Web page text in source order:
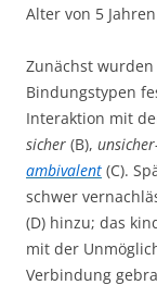
Alter von 5
Zunächst
Bindungstypen
Interaktion mit
sicher (B),
ambivalent (C).
schwer
(D) hinzu; das
mit der
Verbindung